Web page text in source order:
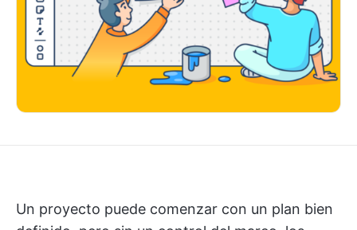
Un proyecto puede comenzar con un plan bien